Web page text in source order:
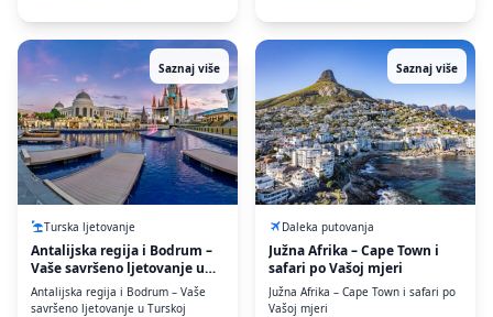
Saznaj više
Turska ljetovanje
Antalijska regija i Bodrum –
Vaše savršeno ljetovanje u
Turskoj
Antalijska regija i Bodrum – Vaše
savršeno ljetovanje u Turskoj
Saznaj više
Daleka putovanja
Južna Afrika – Cape Town i
safari po Vašoj mjeri
Južna Afrika – Cape Town i safari po
Vašoj mjeri